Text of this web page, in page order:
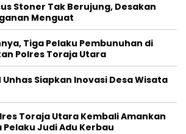
Stoner Tak Berujung, Desakan
Menguat
Tiga Pelaku Pembunuhan di
Polres Toraja Utara
Unhas Siapkan Inovasi Desa Wisata
Toraja Utara Kembali Amankan
Judi Adu Kerbau